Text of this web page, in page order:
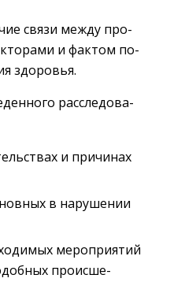
связи между про­
и фак­том по­
здо­ро­вья.
рас­сле­до­ва­
и при­чи­нах
в на­ру­ше­нии
ме­ро­при­я­тий
про­ис­ше­